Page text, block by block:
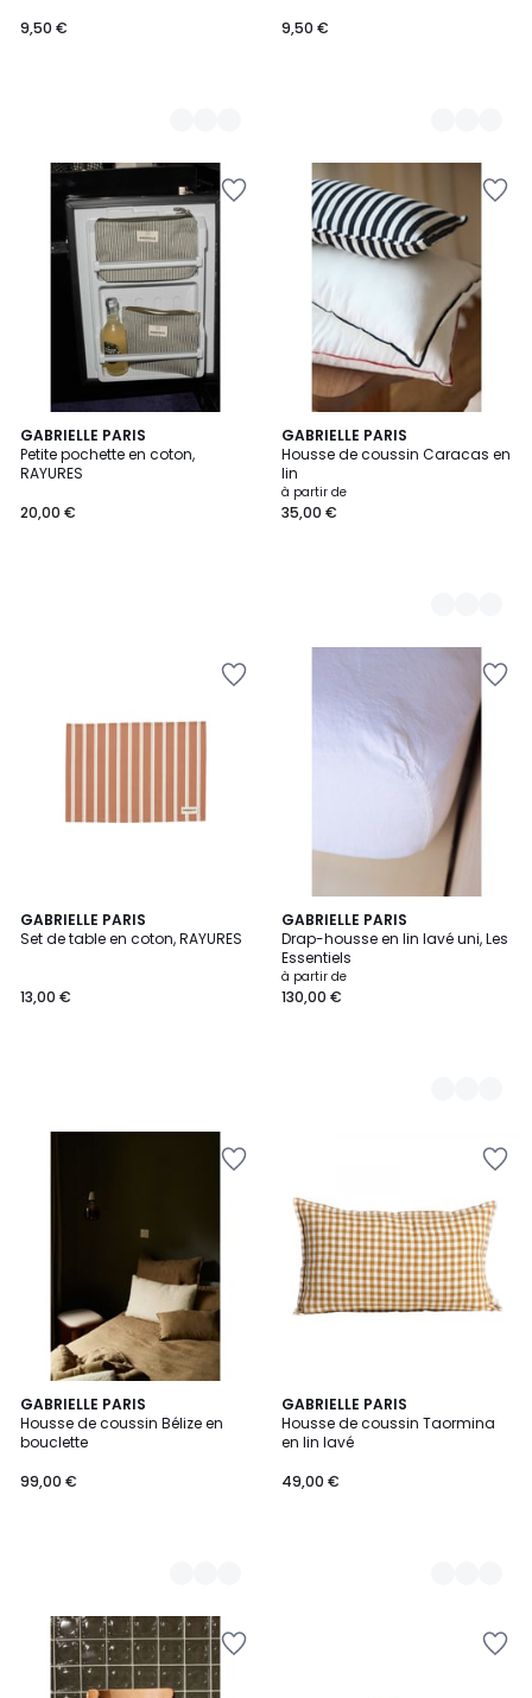
9,50 € 9,50 €
GABRIELLE PARIS
Petite pochette en coton,
RAYURES
20,00 €
GABRIELLE PARIS
Housse de coussin Caracas en
lin
à partir de
35,00 €
3
Couleurs
GABRIELLE PARIS
Set de table en coton, RAYURES
13,00 €
GABRIELLE PARIS
Drap-housse en lin lavé uni, Les
Essentiels
à partir de
130,00 €
3
Couleurs
GABRIELLE PARIS
Housse de coussin Bélize en
bouclette
99,00 €
2
Couleurs
GABRIELLE PARIS
Housse de coussin Taormina
en lin lavé
49,00 €
5
Couleurs